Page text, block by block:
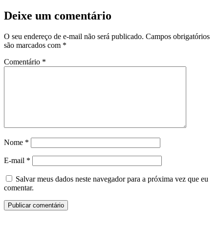
Deixe um comentário
O seu endereço de e-mail não será publicado. Campos obrigatórios
são marcados com *
Comentário *
Nome *
E-mail *
Salvar meus dados neste navegador para a próxima vez que eu
comentar.